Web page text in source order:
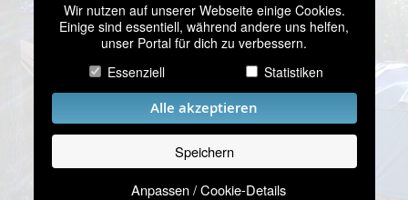
Wir nutzen auf unserer Webseite einige Cookies.
Einige sind essentiell, während andere uns helfen,
unser Portal für dich zu verbessern.
Essenziell
Statistiken
Alle akzeptieren
Speichern
Anpassen / Cookie-Details